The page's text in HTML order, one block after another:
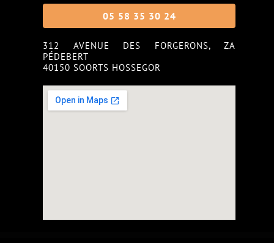
05 58 35 30 24
312 AVENUE DES FORGERONS, ZA
PÉDEBERT
40150 SOORTS HOSSEGOR